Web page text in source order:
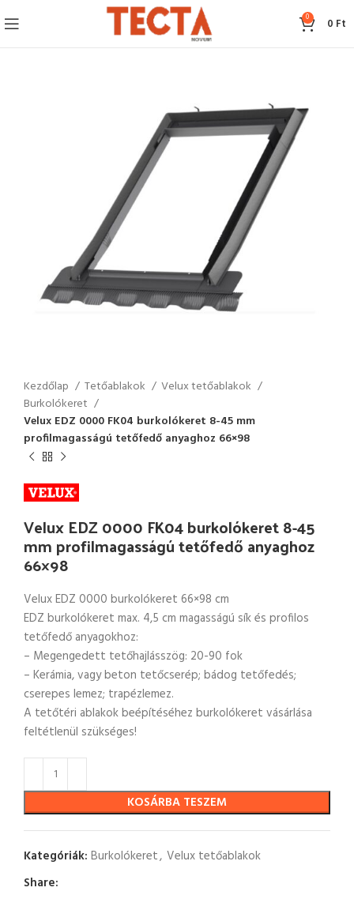
0 0 Ft
Kezdőlap Tetőablakok
Velux tetőablakok
Burkolókeret
Velux EDZ 0000 FK04 burkolókeret 8-45 mm
profilmagasságú tetőfedő anyaghoz 66×98
Velux EDZ 0000 FK04 burkolókeret 8-45
mm profilmagasságú tetőfedő anyaghoz
66×98
Velux EDZ 0000 burkolókeret 66×98 cm
EDZ burkolókeret max. 4,5 cm magasságú sík és profilos
tetőfedő anyagokhoz:
– Megengedett tetőhajlásszög: 20-90 fok
– Kerámia, vagy beton tetőcserép; bádog tetőfedés;
cserepes lemez; trapézlemez.
A tetőtéri ablakok beépítéséhez burkolókeret vásárlása
feltétlenül szükséges!
KOSÁRBA TESZEM
Kategóriák: Burkolókeret, Velux tetőablakok
Share: